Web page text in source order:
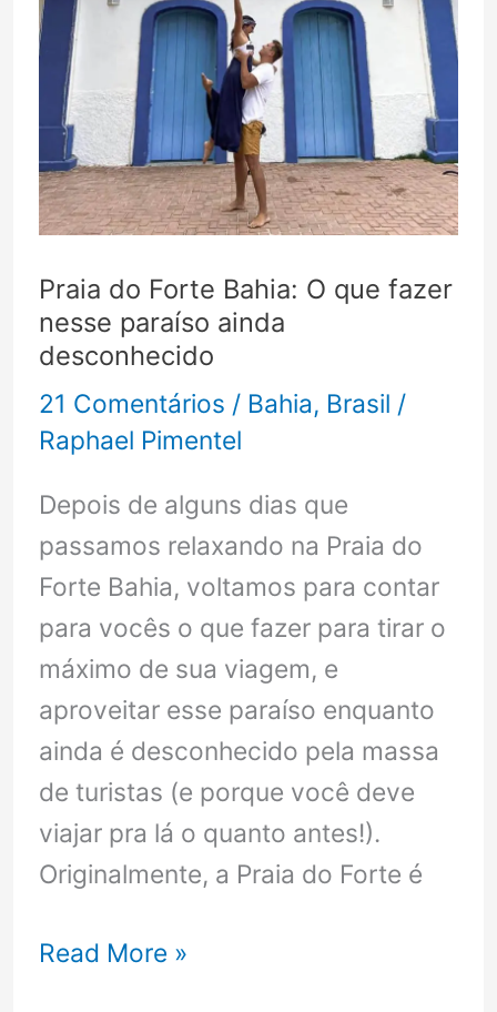
Praia do Forte Bahia: O que fazer
nesse paraíso ainda
desconhecido
21 Comentários / Bahia, Brasil /
Raphael Pimentel
Depois de alguns dias que
passamos relaxando na Praia do
Forte Bahia, voltamos para contar
para vocês o que fazer para tirar o
máximo de sua viagem, e
aproveitar esse paraíso enquanto
ainda é desconhecido pela massa
de turistas (e porque você deve
viajar pra lá o quanto antes!).
Originalmente, a Praia do Forte é
Praia
Read More »